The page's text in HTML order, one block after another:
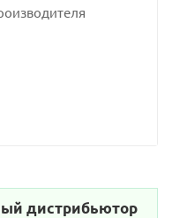
дистрибьютор